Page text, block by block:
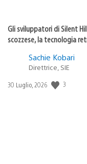
Gli sviluppatori di Silent
scozzese, la tecnologia
Sachie Kobari
Direttrice, SIE
Data
30 Luglio, 2026 3